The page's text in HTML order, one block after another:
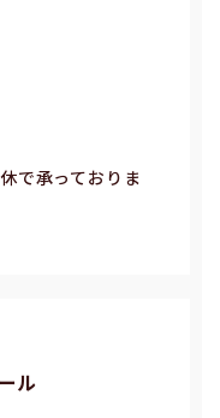
で承っておりま
ル